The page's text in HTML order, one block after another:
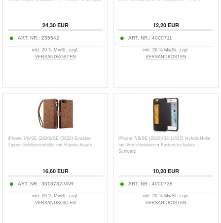
24,30EUR
ART. NR.: 255642
inkl. 20 % MwSt. zzgl.
VERSANDKOSTEN
12,20EUR
ART. NR.: 4000711
inkl. 20 % MwSt. zzgl.
VERSANDKOSTEN
iPhone 7/8/SE (2020)/SE (2022) Esseble
Zipper-Geldbörsenhülle mit Handschlaufe
16,60EUR
ART. NR.: 3018732-VAR
inkl. 20 % MwSt. zzgl.
VERSANDKOSTEN
iPhone 7/8/SE (2020)/SE (2022) Hybrid-Hülle
mit Verschiebbarem Kartensteckplatz -
Schwarz
10,20EUR
ART. NR.: 4000738
inkl. 20 % MwSt. zzgl.
VERSANDKOSTEN